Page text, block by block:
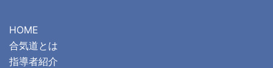
HOME
合気道とは
指導者紹介